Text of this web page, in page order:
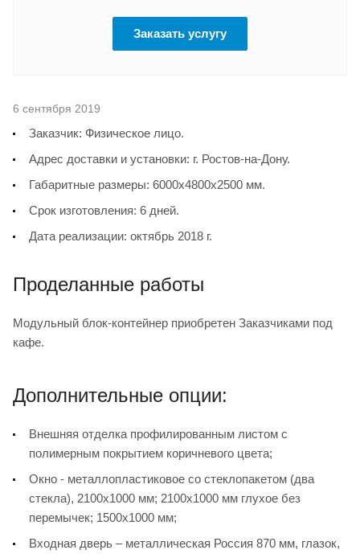
Заказать услугу
6 сентября 2019
Заказчик: Физическое лицо.
Адрес доставки и установки: г. Ростов-на-Дону.
Габаритные размеры: 6000х4800х2500 мм.
Срок изготовления: 6 дней.
Дата реализации: октябрь 2018 г.
Проделанные работы
Модульный блок-контейнер приобретен Заказчиками под
кафе.
Дополнительные опции:
Внешняя отделка профилированным листом с
полимерным покрытием коричневого цвета;
Окно - металлопластиковое со стеклопакетом (два
стекла), 2100х1000 мм; 2100х1000 мм глухое без
перемычек; 1500х1000 мм;
Входная дверь – металлическая Россия 870 мм, глазок,